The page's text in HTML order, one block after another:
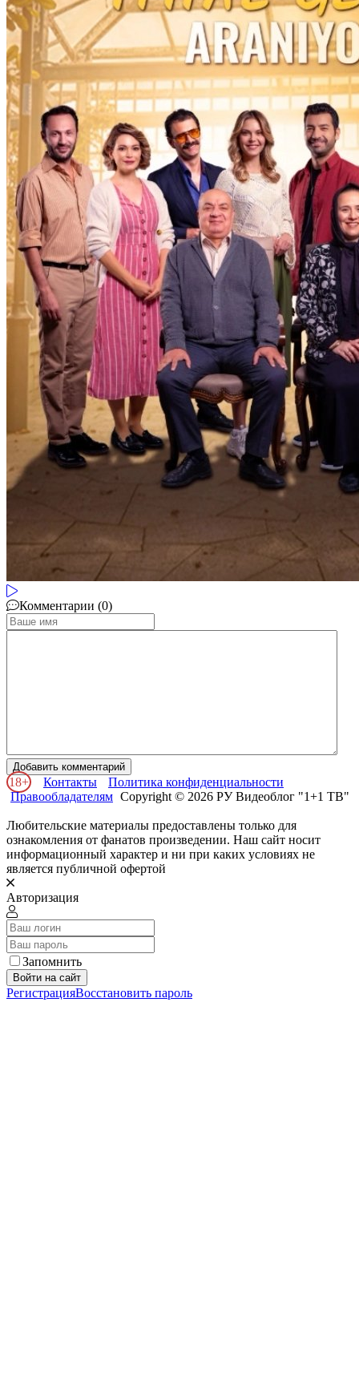
Комментарии (0)
Добавить комментарий
18+ Контакты
Политика конфиденциальности
Правообладателям Copyright © 2026 РУ Видеоблог "1+1 ТВ"
Любительские материалы предоставлены только для
ознакомления от фанатов произведении. Наш сайт носит
информационный характер и ни при каких условиях не
является публичной офертой
Авторизация
Запомнить
Войти на сайт
РегистрацияВосстановить пароль